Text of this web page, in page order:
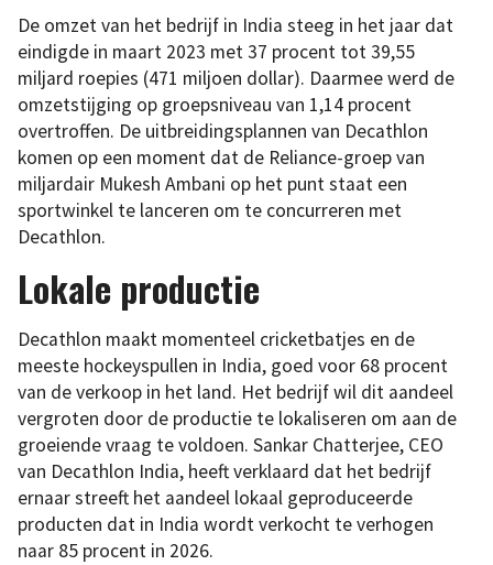
De omzet van het bedrijf in India steeg in het jaar dat
eindigde in maart 2023 met 37 procent tot 39,55
miljard roepies (471 miljoen dollar). Daarmee werd de
omzetstijging op groepsniveau van 1,14 procent
overtroffen. De uitbreidingsplannen van Decathlon
komen op een moment dat de Reliance-groep van
miljardair Mukesh Ambani op het punt staat een
sportwinkel te lanceren om te concurreren met
Decathlon.
Lokale productie
Decathlon maakt momenteel cricketbatjes en de
meeste hockeyspullen in India, goed voor 68 procent
van de verkoop in het land. Het bedrijf wil dit aandeel
vergroten door de productie te lokaliseren om aan de
groeiende vraag te voldoen. Sankar Chatterjee, CEO
van Decathlon India, heeft verklaard dat het bedrijf
ernaar streeft het aandeel lokaal geproduceerde
producten dat in India wordt verkocht te verhogen
naar 85 procent in 2026.